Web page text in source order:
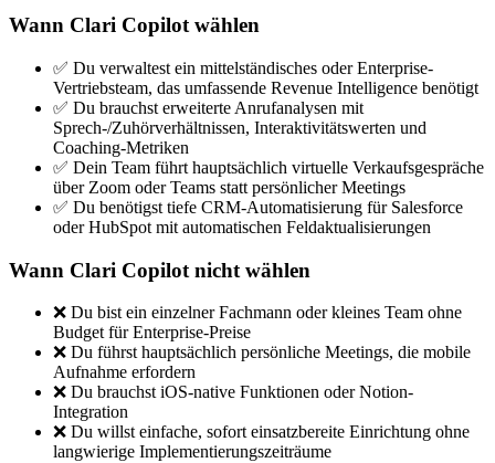
Wann Clari Copilot wählen
✅ Du verwaltest ein mittelständisches oder Enterprise-
Vertriebsteam, das umfassende Revenue Intelligence benötigt
✅ Du brauchst erweiterte Anrufanalysen mit
Sprech-/Zuhörverhältnissen, Interaktivitätswerten und
Coaching-Metriken
✅ Dein Team führt hauptsächlich virtuelle Verkaufsgespräche
über Zoom oder Teams statt persönlicher Meetings
✅ Du benötigst tiefe CRM-Automatisierung für Salesforce
oder HubSpot mit automatischen Feldaktualisierungen
Wann Clari Copilot nicht wählen
❌ Du bist ein einzelner Fachmann oder kleines Team ohne
Budget für Enterprise-Preise
❌ Du führst hauptsächlich persönliche Meetings, die mobile
Aufnahme erfordern
❌ Du brauchst iOS-native Funktionen oder Notion-
Integration
❌ Du willst einfache, sofort einsatzbereite Einrichtung ohne
langwierige Implementierungszeiträume